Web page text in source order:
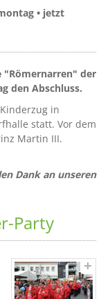
• jetzt
"Römernarren" der
den Abschluss.
in
statt. Vor dem
Martin III.
Dank an unseren
Party